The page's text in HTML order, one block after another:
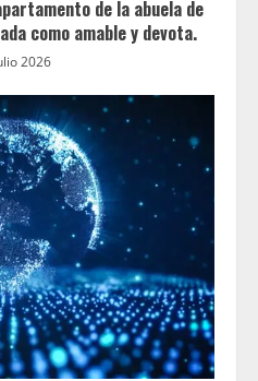
de la abuela de
como amable y devota.
2026